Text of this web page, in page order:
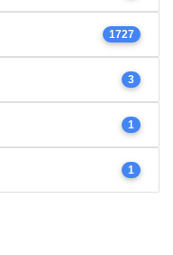
1727
3
1
1